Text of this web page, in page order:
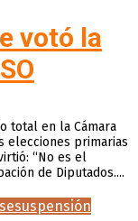
votó la
total en la Cámara
elecciones primarias
“No es el
de Diputados....
suspensión